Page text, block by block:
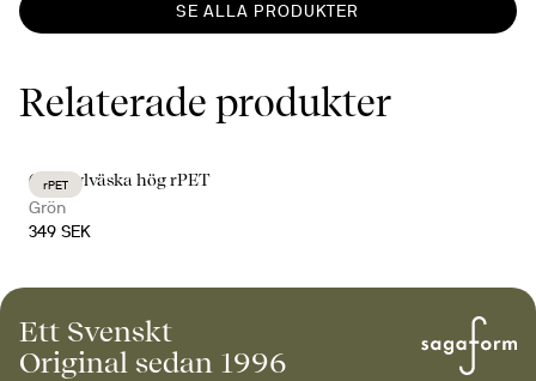
SE ALLA PRODUKTER
Relaterade produkter
rPET
City kylväska hög rPET
Grön
349 SEK
Ett Svenskt
Original sedan 1996